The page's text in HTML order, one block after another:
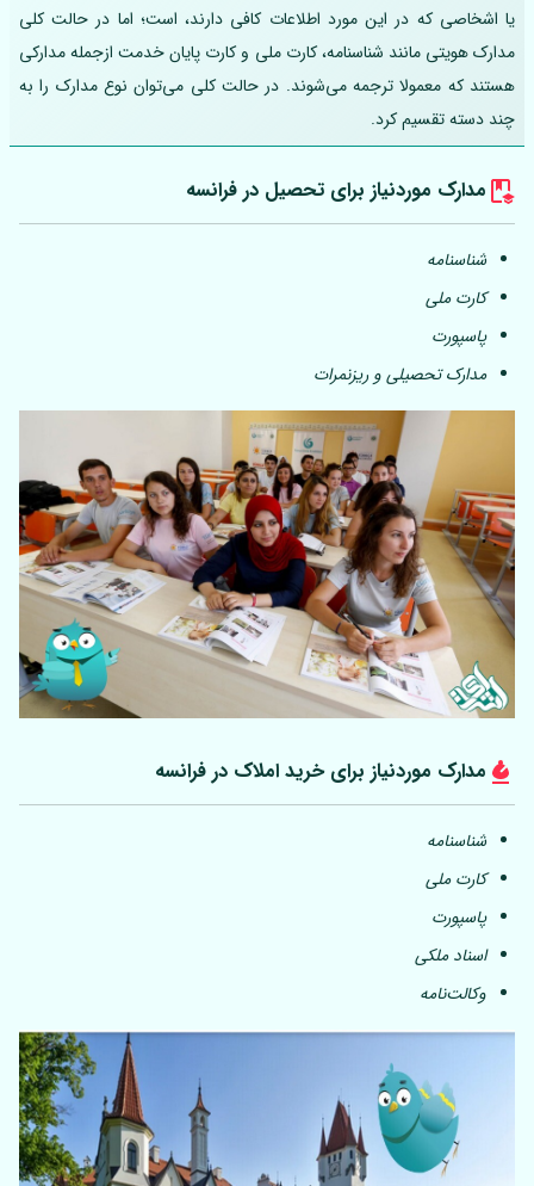
یا اشخاصی که در این مورد اطلاعات کافی دارند، است؛ اما در حالت کلی
مدارک هویتی مانند شناسنامه، کارت ملی و کارت پایان خدمت ازجمله مدارکی
هستند که معمولا ترجمه می‌شوند. در حالت کلی می‌توان نوع مدارک را به
چند دسته تقسیم کرد.
مدارک موردنیاز برای تحصیل در فرانسه
شناسنامه
کارت ملی
پاسپورت
مدارک تحصیلی و ریزنمرات
مدارک موردنیاز برای خرید املاک در فرانسه
شناسنامه
کارت ملی
پاسپورت
اسناد ملکی
وکالت‌نامه